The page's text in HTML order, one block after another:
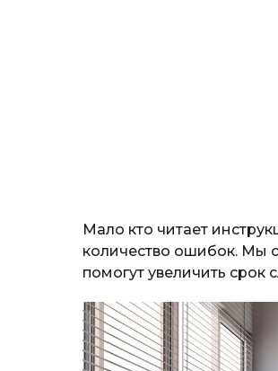
Мало кто читает
количество ошибок. Мы
помогут увеличить срок